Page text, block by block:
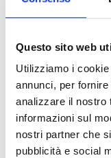
Questo sito web
Utilizziamo i
annunci, per
analizzare il nostro
informazioni sul
nostri partner che
pubblicità e social
Mappa
impostare una
utilizzo ancora più
di accedere
sede preferita,
risparmiando